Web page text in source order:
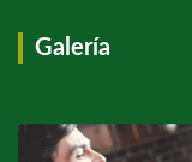
Galería